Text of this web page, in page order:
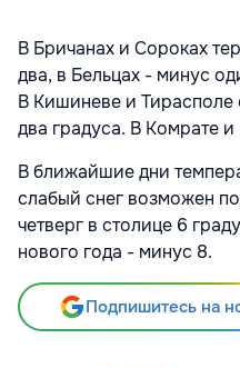
В Бричанах и Сороках
два, в Бельцах - минус
В Кишиневе и
два градуса. В Комрате
В ближайшие дни
слабый снег возможен
четверг в столице 6
нового года - минус 8.
Подпишитесь на